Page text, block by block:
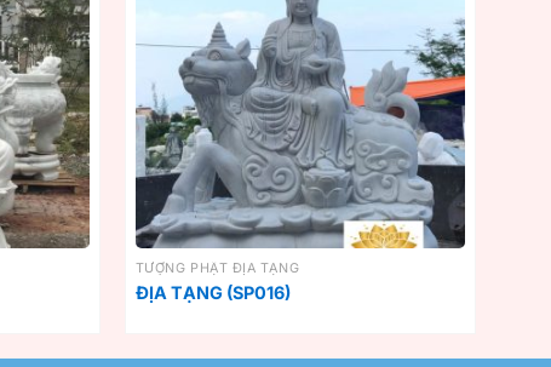
TƯỢNG PHẬT ĐỊA TẠNG
ĐỊA TẠNG (SP016)